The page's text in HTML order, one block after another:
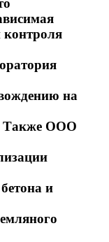
на
Также ООО
и